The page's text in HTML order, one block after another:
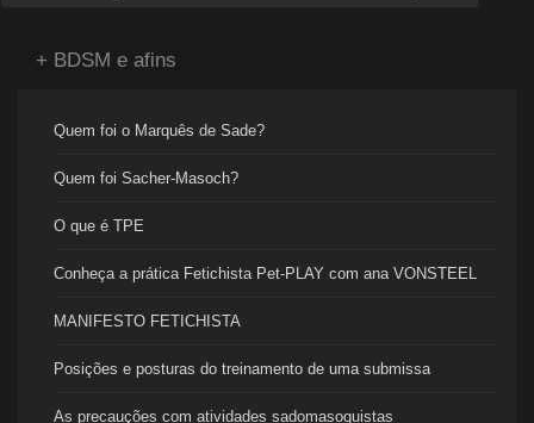
+ BDSM e afins
Quem foi o Marquês de Sade?
Quem foi Sacher-Masoch?
O que é TPE
Conheça a prática Fetichista Pet-PLAY com ana VONSTEEL
MANIFESTO FETICHISTA
Posições e posturas do treinamento de uma submissa
As precauções com atividades sadomasoquistas